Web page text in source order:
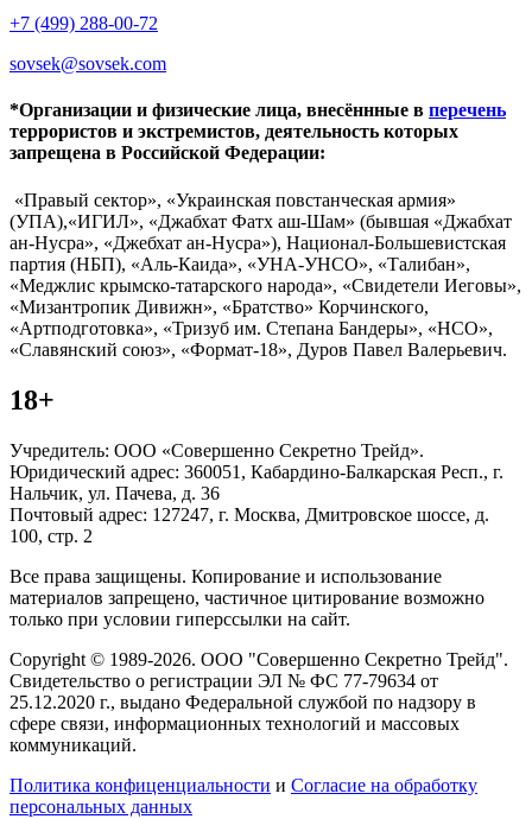
+7 (499) 288-00-72
sovsek@sovsek.com
*Организации и физические лица, внесённные в перечень
террористов и экстремистов, деятельность которых
запрещена в Российской Федерации:
«Правый сектор», «Украинская повстанческая армия»
(УПА),«ИГИЛ», «Джабхат Фатх аш-Шам» (бывшая «Джабхат
ан-Нусра», «Джебхат ан-Нусра»), Национал-Большевистская
партия (НБП), «Аль-Каида», «УНА-УНСО», «Талибан»,
«Меджлис крымско-татарского народа», «Свидетели Иеговы»,
«Мизантропик Дивижн», «Братство» Корчинского,
«Артподготовка», «Тризуб им. Степана Бандеры», «НСО»,
«Славянский союз», «Формат-18», Дуров Павел Валерьевич.
18+
Учредитель: ООО «Совершенно Секретно Трейд».
Юридический адрес: 360051, Кабардино-Балкарская Респ., г.
Нальчик, ул. Пачева, д. 36
Почтовый адрес: 127247, г. Москва, Дмитровское шоссе, д.
100, стр. 2
Все права защищены. Копирование и использование
материалов запрещено, частичное цитирование возможно
только при условии гиперссылки на сайт.
Copyright © 1989-2026. ООО "Совершенно Секретно Трейд".
Свидетельство о регистрации ЭЛ № ФС 77-79634 от
25.12.2020 г., выдано Федеральной службой по надзору в
сфере связи, информационных технологий и массовых
коммуникаций.
Политика конфиценциальности и Согласие на обработку
персональных данных